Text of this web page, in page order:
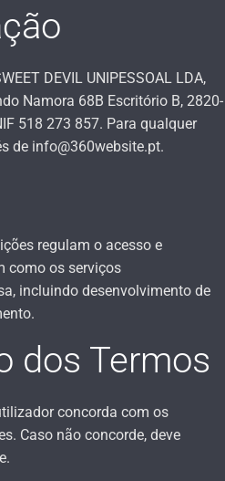
DEVIL UNIPESSOAL LDA,
Namora 68B Escritório B, 2820-
518 273 857. Para qualquer
de info@360website.pt.
regulam o acesso e
como os serviços
incluindo desenvolvimento de
dos Termos
concorda com os
Caso não concorde, deve